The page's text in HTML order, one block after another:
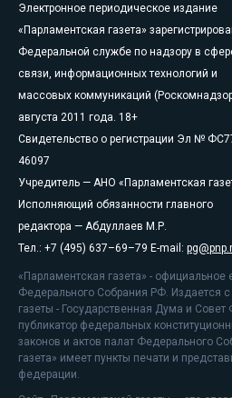
Электронное периодическое издание
«Парламентская газета»
Федеральной службе по надзору в
связи, информационных технологий и
массовых коммуникаций
августа 2011 года. 18+
Свидетельство о регистрации Эл №
46097
Учредитель — АНО «Парламентская
Исполняющий обязанности главного
редактора — Абдуллаев М.Р.
Тел.: +7 (495) 637–69–79 E-mail:
«Парламентская газета» -
Федерального Собрания РФ. Издается
газеты - Государственная Дума и
публикатор федеральных
законов и актов палат Федерального
газета» имеет пункты печати и
федерации.